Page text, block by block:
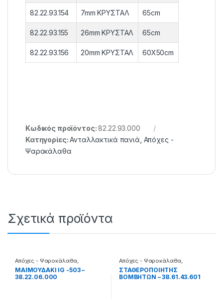
82.22.93.154 7mm ΚΡΥΣΤΑΛ 65cm
82.22.93.155 26mm ΚΡΥΣΤΑΛ 65cm
82.22.93.156 20mm ΚΡΥΣΤΑΛ 60Χ50cm
Κωδικός προϊόντος:82.22.93.000
Κατηγορίες:Ανταλλακτικά πανιά Απόχες -
Ψαροκάλαθα
Σχετικά προϊόντα
Απόχες - Ψαροκάλαθα,
Βομβητές
ΜΑΪΜΟΥΔΑΚΙ IG -503 –
38.22.06.000
Απόχες - Ψαροκάλαθα,
Βομβητές
ΣΤΑΘΕΡΟΠΟΙΗΤΗΣ
ΒΟΜΒΗΤΩΝ – 38.61.43.601